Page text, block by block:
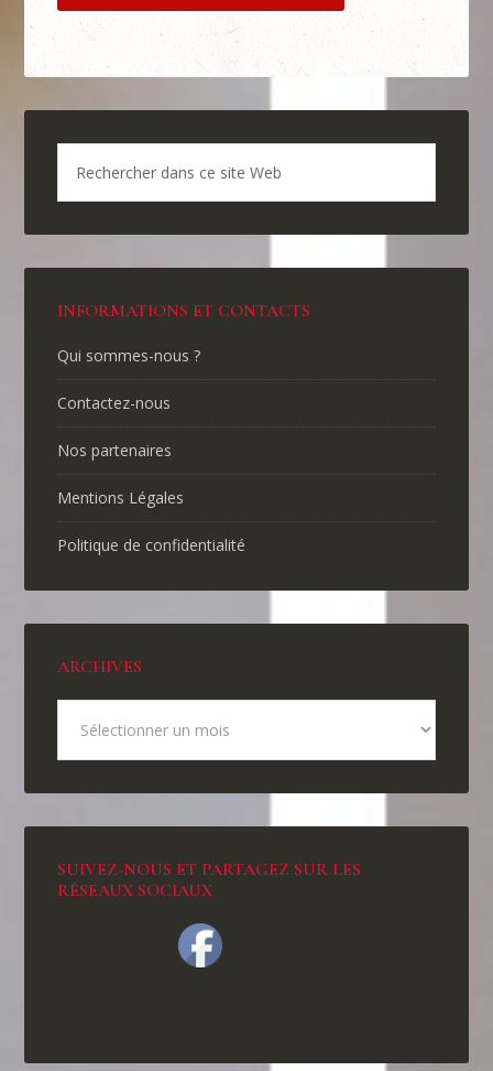
INFORMATIONS ET CONTACTS
Qui sommes-nous ?
Contactez-nous
Nos partenaires
Mentions Légales
Politique de confidentialité
ARCHIVES
SUIVEZ-NOUS ET PARTAGEZ SUR LES
RÉSEAUX SOCIAUX